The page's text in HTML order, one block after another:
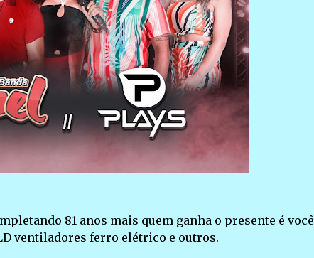
81 anos mais quem ganha o presente é você
ventiladores ferro elétrico e outros.